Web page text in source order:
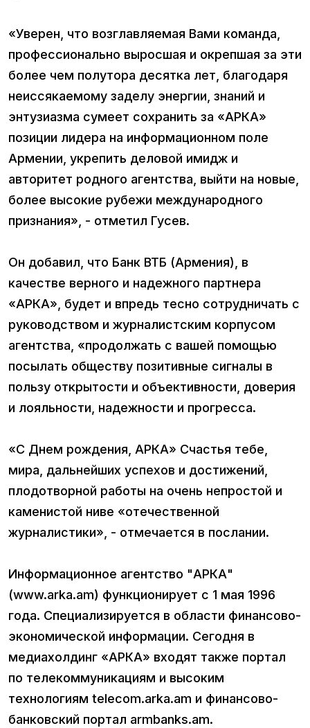
«Уверен, что возглавляемая Вами команда,
профессионально выросшая и окрепшая за эти
более чем полутора десятка лет, благодаря
неиссякаемому заделу энергии, знаний и
энтузиазма сумеет сохранить за «АРКА»
позиции лидера на информационном поле
Армении, укрепить деловой имидж и
авторитет родного агентства, выйти на новые,
более высокие рубежи международного
признания», - отметил Гусев.
Он добавил, что Банк ВТБ (Армения), в
качестве верного и надежного партнера
«АРКА», будет и впредь тесно сотрудничать с
руководством и журналистским корпусом
агентства, «продолжать с вашей помощью
посылать обществу позитивные сигналы в
пользу открытости и объективности, доверия
и лояльности, надежности и прогресса.
«С Днем рождения, АРКА» Счастья тебе,
мира, дальнейших успехов и достижений,
плодотворной работы на очень непростой и
каменистой ниве «отечественной
журналистики», - отмечается в послании.
Информационное агентство "АРКА"
(www.arka.am) функционирует с 1 мая 1996
года. Специализируется в области финансово-
экономической информации. Сегодня в
медиахолдинг «АРКА» входят также портал
по телекоммуникациям и высоким
технологиям teleсom.arka.am и финансово-
банковcкий портал armbanks.am.